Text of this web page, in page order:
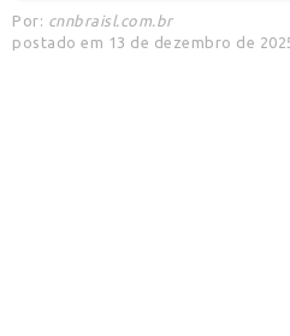
Por: cnnbraisl.com.br
postado em 13 de dezembro de